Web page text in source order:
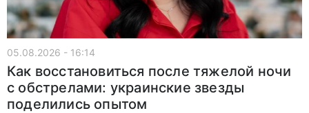
05.08.2026 - 16:14
Как восстановиться после тяжелой ночи
с обстрелами: украинские звезды
поделились опытом